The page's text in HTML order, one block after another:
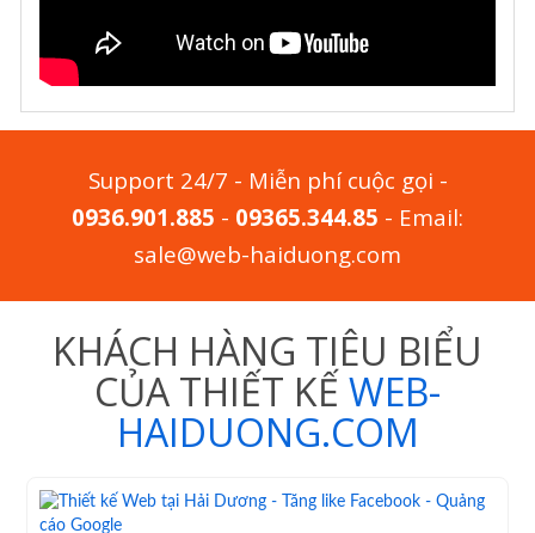
Support 24/7 - Miễn phí cuộc gọi -
0936.901.885 - 09365.344.85 - Email:
sale@web-haiduong.com
KHÁCH HÀNG TIÊU BIỂU
CỦA THIẾT KẾ WEB-
HAIDUONG.COM